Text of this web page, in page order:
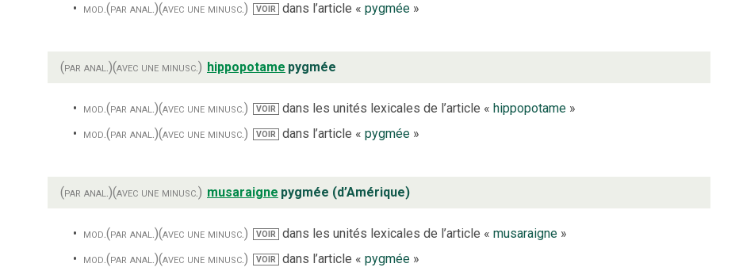
mod.(par anal.)(avec une minusc.) VOIR dans l’article « pygmée»
(par anal.)(avec une minusc.) hippopotame pygmée
mod.(par anal.)(avec une minusc.) VOIR dans les unités lexicales de l’article « hippopotame»
mod.(par anal.)(avec une minusc.) VOIR dans l’article « pygmée»
(par anal.)(avec une minusc.) musaraigne pygmée (d’Amérique)
mod.(par anal.)(avec une minusc.) VOIR dans les unités lexicales de l’article « musaraigne»
mod.(par anal.)(avec une minusc.) VOIR dans l’article « pygmée»